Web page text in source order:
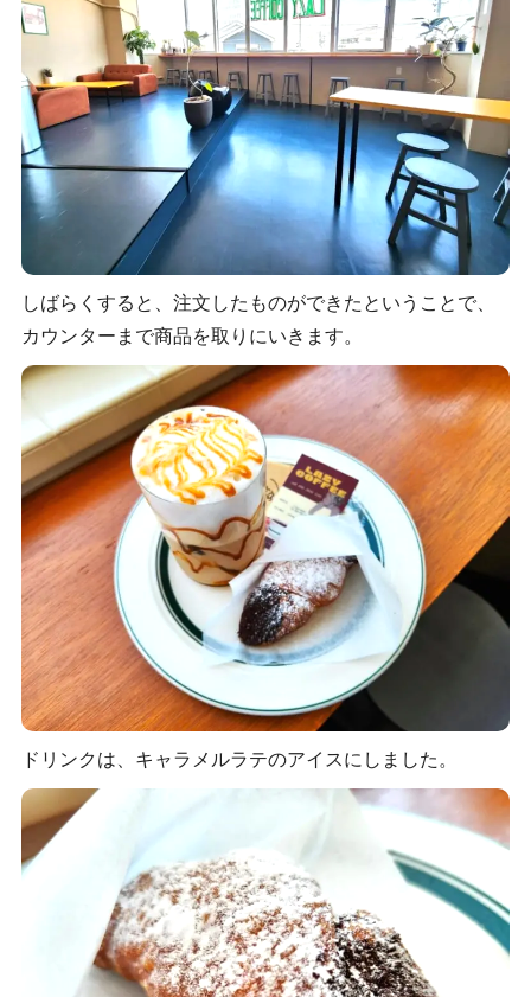
しばらくすると、注文したものができたということで、
カウンターまで商品を取りにいきます。
ドリンクは、キャラメルラテのアイスにしました。